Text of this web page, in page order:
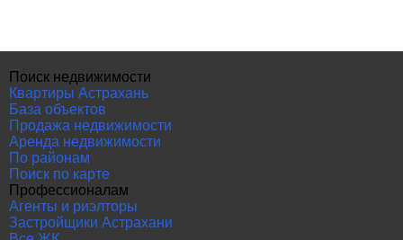
Поиск недвижимости
Квартиры Астрахань
База объектов
Продажа недвижимости
Аренда недвижимости
По районам
Поиск по карте
Профессионалам
Агенты и риэлторы
Застройщики Астрахани